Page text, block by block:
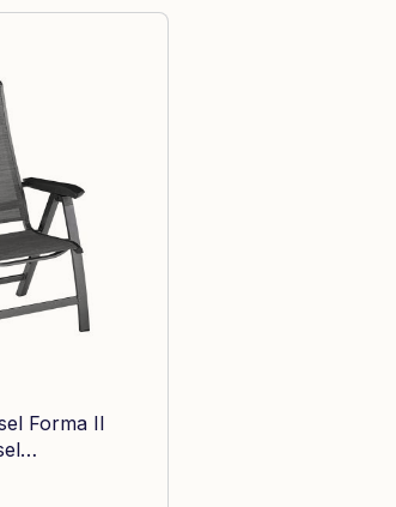
Forma II